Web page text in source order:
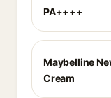
PA++++
Maybelline
Cream